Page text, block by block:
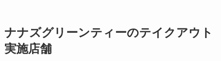
ナナズグリーンティーのテイクアウト
実施店舗